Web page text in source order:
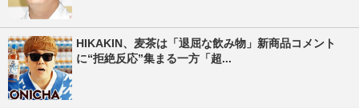
HIKAKIN、麦茶は「退屈な飲み物」新商品コメント
に“拒絶反応”集まる一方「超...